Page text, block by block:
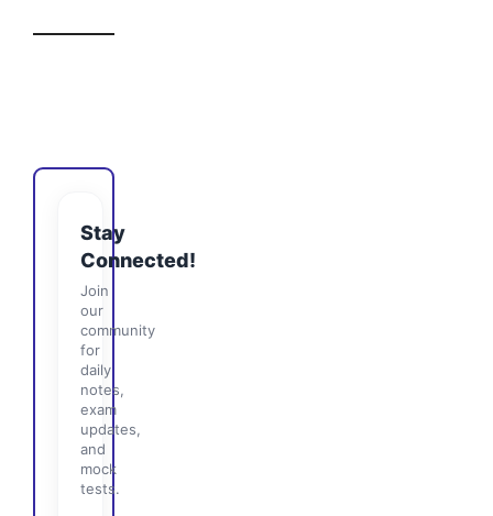
Stay
Connected!
Join
our
community
for
daily
notes,
exam
updates,
and
mock
tests.